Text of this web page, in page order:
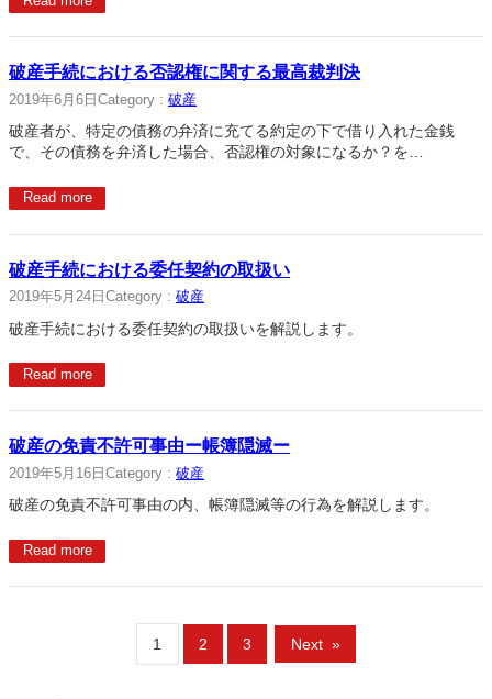
破産手続における否認権に関する最高裁判決
2019年6月6日 Category : 破産
破産者が、特定の債務の弁済に充てる約定の下で借り入れた金銭
で、その債務を弁済した場合、否認権の対象になるか？を…
Read more
破産手続における委任契約の取扱い
2019年5月24日 Category : 破産
破産手続における委任契約の取扱いを解説します。
Read more
破産の免責不許可事由ー帳簿隠滅ー
2019年5月16日 Category : 破産
破産の免責不許可事由の内、帳簿隠滅等の行為を解説します。
Read more
1 2 3 Next »